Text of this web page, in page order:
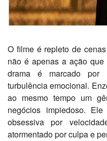
O filme é repleto de
não é apenas a ação
drama é marcado por
turbulência emocional.
ao mesmo tempo um
negócios impiedoso.
obsessiva por
atormentado por culpa e